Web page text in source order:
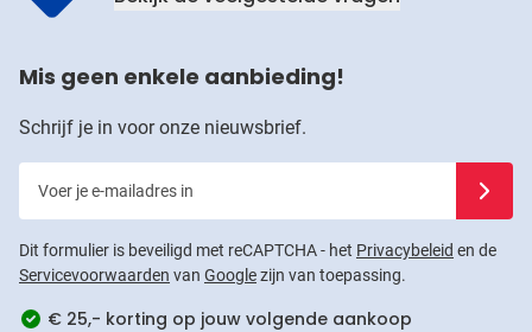
Mis geen enkele aanbieding!
Schrijf je in voor onze nieuwsbrief.
Dit formulier is beveiligd met reCAPTCHA - het Privacybeleid en de
Servicevoorwaarden van Googlezijn van toepassing.
€ 25,- korting op jouw volgende aankoop